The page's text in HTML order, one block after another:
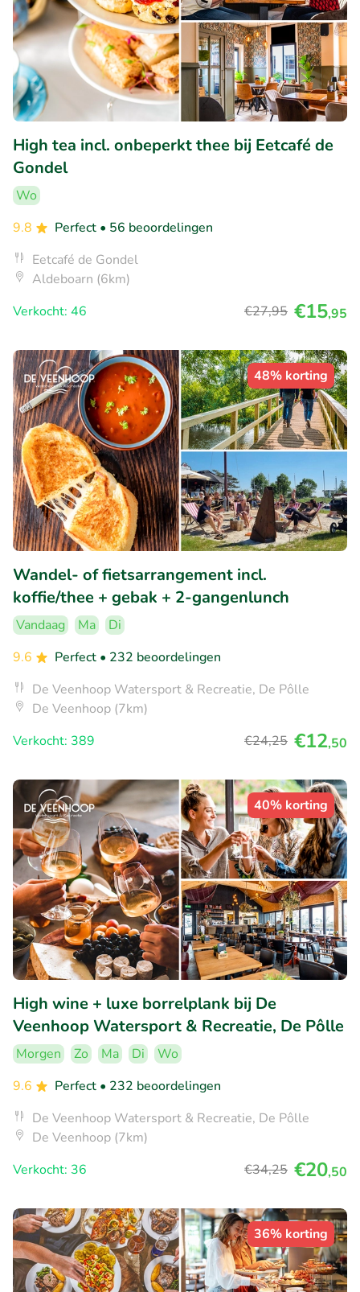
High tea incl. onbeperkt thee bij Eetcafé de
Gondel
Wo
9.8
Perfect • 56 beoordelingen
Eetcafé de Gondel
Aldeboarn (6km)
Verkocht: 46
€27,95 €15,95
48% korting
Wandel- of fietsarrangement incl.
koffie/thee + gebak + 2-gangenlunch
Vandaag Ma
Di
9.6
Perfect • 232 beoordelingen
De Veenhoop Watersport & Recreatie, De Pôlle
De Veenhoop (7km)
Verkocht: 389
€24,25 €12,50
40% korting
High wine + luxe borrelplank bij De
Veenhoop Watersport & Recreatie, De Pôlle
Morgen Zo Ma Di
Wo
9.6
Perfect • 232 beoordelingen
De Veenhoop Watersport & Recreatie, De Pôlle
De Veenhoop (7km)
Verkocht: 36
€34,25 €20,50
36% korting